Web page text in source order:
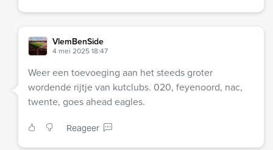
VlemBenSide
4 mei 2025 18:47
Weer een toevoeging aan het steeds groter
wordende rijtje van kutclubs. 020, feyenoord, nac,
twente, goes ahead eagles.
Reageer